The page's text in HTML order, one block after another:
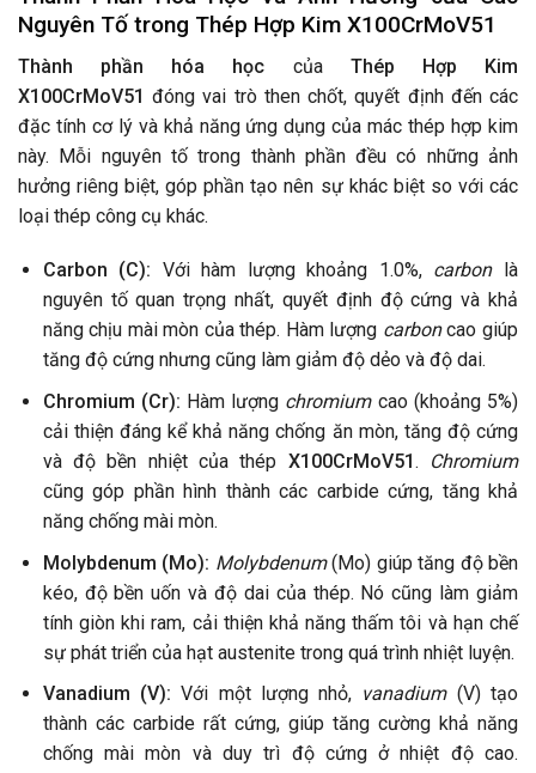
Nguyên Tố trong Thép Hợp Kim X100CrMoV51
Thành phần hóa học của Thép Hợp Kim
X100CrMoV51 đóng vai trò then chốt, quyết định đến các
đặc tính cơ lý và khả năng ứng dụng của mác thép hợp kim
này. Mỗi nguyên tố trong thành phần đều có những ảnh
hưởng riêng biệt, góp phần tạo nên sự khác biệt so với các
loại thép công cụ khác.
Carbon (C): Với hàm lượng khoảng 1.0%, carbonlà
nguyên tố quan trọng nhất, quyết định độ cứng và khả
năng chịu mài mòn của thép. Hàm lượng carboncao giúp
tăng độ cứng nhưng cũng làm giảm độ dẻo và độ dai.
Chromium (Cr): Hàm lượng chromiumcao (khoảng 5%)
cải thiện đáng kể khả năng chống ăn mòn, tăng độ cứng
và độ bền nhiệt của thép X100CrMoV51.
Chromium
cũng góp phần hình thành các carbide cứng, tăng khả
năng chống mài mòn.
Molybdenum (Mo): Molybdenum(Mo) giúp tăng độ bền
kéo, độ bền uốn và độ dai của thép. Nó cũng làm giảm
tính giòn khi ram, cải thiện khả năng thấm tôi và hạn chế
sự phát triển của hạt austenite trong quá trình nhiệt luyện.
Vanadium (V): Với một lượng nhỏ, vanadium(V) tạo
thành các carbide rất cứng, giúp tăng cường khả năng
chống mài mòn và duy trì độ cứng ở nhiệt độ cao.